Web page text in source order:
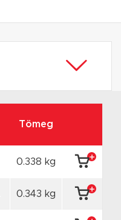
Tömeg
0.338 kg
0.343 kg